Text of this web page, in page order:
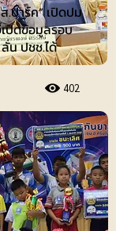
.ปาร์ค” เปิดปม
ปิดข้อมูลรอบ
น ปชช.ได้
402